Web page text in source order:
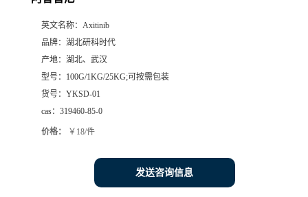
英文名称： Axitinib
品牌： 湖北研科时代
产地： 湖北、武汉
型号： 100G/1KG/25KG;可按需包装
货号： YKSD-01
cas： 319460-85-0
价格： ￥18/件
发送咨询信息